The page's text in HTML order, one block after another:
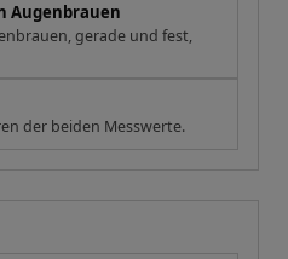
Augenbrauen
gerade und fest,
der beiden Messwerte.